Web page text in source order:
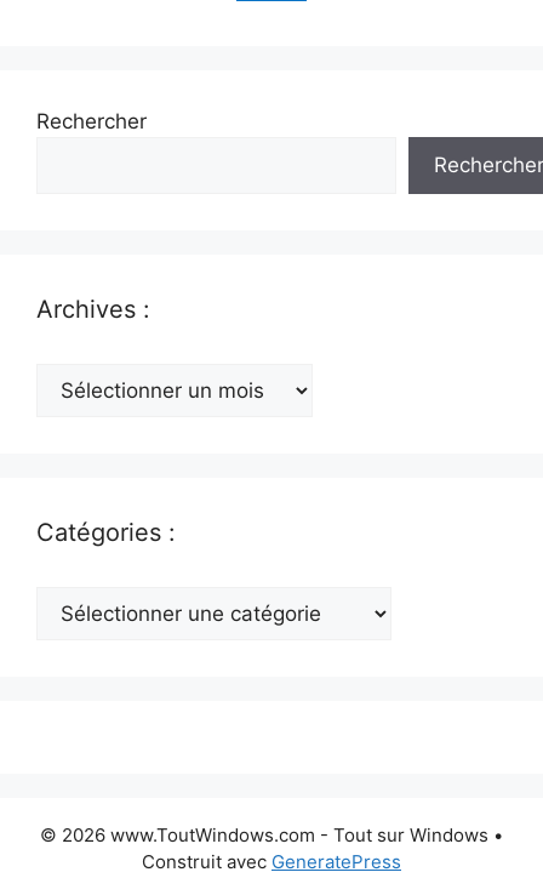
Rechercher
Rechercher
Archives :
Archives
Catégories :
Catégories
© 2026 www.ToutWindows.com - Tout sur Windows •
Construit avec GeneratePress